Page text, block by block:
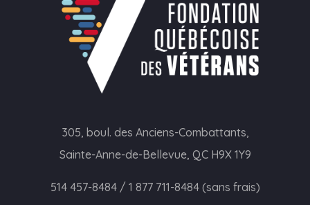
305, boul. des Anciens-Combattants,
Sainte-Anne-de-Bellevue, QC H9X 1Y9
514 457-8484/ 1 877 711-8484 (sans frais)